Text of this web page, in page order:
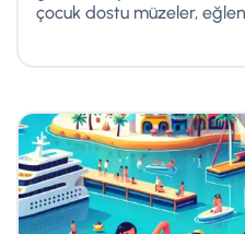
çocuk dostu müzeler,